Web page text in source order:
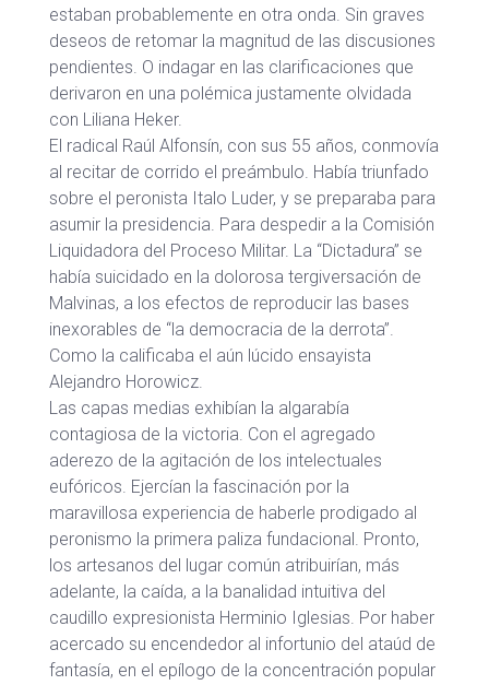
estaban probablemente en otra onda. Sin graves
deseos de retomar la magnitud de las discusiones
pendientes. O indagar en las clarificaciones que
derivaron en una polémica justamente olvidada
con Liliana Heker.
El radical Raúl Alfonsín, con sus 55 años, conmovía
al recitar de corrido el preámbulo. Había triunfado
sobre el peronista Italo Luder, y se preparaba para
asumir la presidencia. Para despedir a la Comisión
Liquidadora del Proceso Militar. La “Dictadura” se
había suicidado en la dolorosa tergiversación de
Malvinas, a los efectos de reproducir las bases
inexorables de “la democracia de la derrota”.
Como la calificaba el aún lúcido ensayista
Alejandro Horowicz.
Las capas medias exhibían la algarabía
contagiosa de la victoria. Con el agregado
aderezo de la agitación de los intelectuales
eufóricos. Ejercían la fascinación por la
maravillosa experiencia de haberle prodigado al
peronismo la primera paliza fundacional. Pronto,
los artesanos del lugar común atribuirían, más
adelante, la caída, a la banalidad intuitiva del
caudillo expresionista Herminio Iglesias. Por haber
acercado su encendedor al infortunio del ataúd de
fantasía, en el epílogo de la concentración popular